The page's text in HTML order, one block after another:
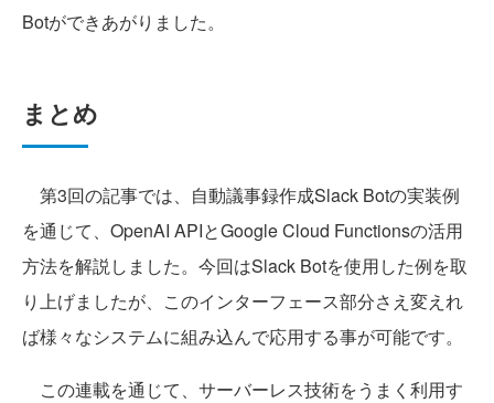
Botができあがりました。
まとめ
第3回の記事では、自動議事録作成Slack Botの実装例
を通じて、OpenAI APIとGoogle Cloud Functionsの活用
方法を解説しました。今回はSlack Botを使用した例を取
り上げましたが、このインターフェース部分さえ変えれ
ば様々なシステムに組み込んで応用する事が可能です。
この連載を通じて、サーバーレス技術をうまく利用す